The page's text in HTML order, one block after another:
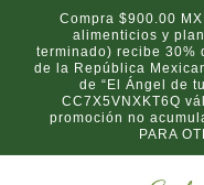
Skip to
content
Compra $900.00
alimenticios y
terminado) recibe 30%
de la República
de “El Ángel de
CC7X5VNXKT6Q
promoción no
PARA